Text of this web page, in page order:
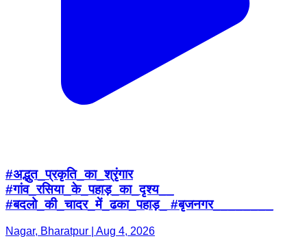
#अद्भुत_प्रकृति_का_श्रृंगार
#गांव_रसिया_के_पहाड़_का_दृश्य__
#बदलो_की_चादर_में_ढका_पहाड़_ #बृजनगर________
Nagar, Bharatpur | Aug 4, 2026